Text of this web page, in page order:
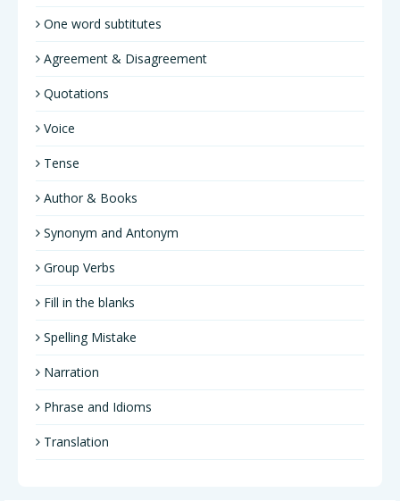
One word subtitutes
Agreement & Disagreement
Quotations
Voice
Tense
Author & Books
Synonym and Antonym
Group Verbs
Fill in the blanks
Spelling Mistake
Narration
Phrase and Idioms
Translation